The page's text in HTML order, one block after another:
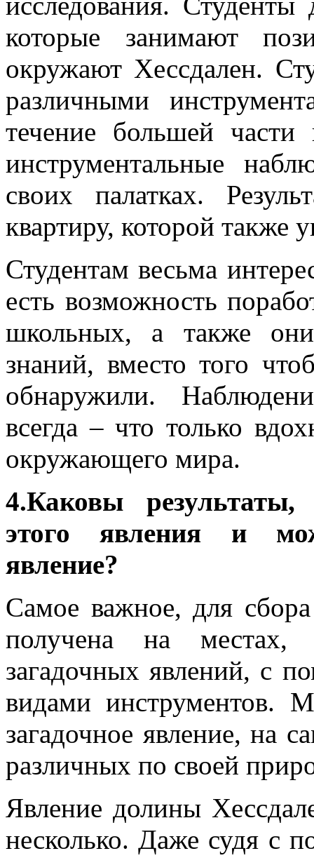
которые занимают
окружают Хессдален.
различными
течение большей
инструментальные
своих палатках.
квартиру, которой также
Студентам весьма
есть возможность
школьных, а также
знаний, вместо того
обнаружили.
всегда – что только
окружающего мира.
4.Каковы
этого явления и
явление?
Самое важное, для
получена на местах,
загадочных явлений, с
видами инструментов.
загадочное явление, на
различных по своей
Явление долины
несколько. Даже судя с